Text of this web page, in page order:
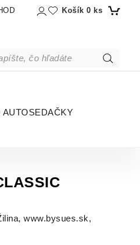
Košík 0 ks
AUTOSEDAČKY
www.bysues.sk,